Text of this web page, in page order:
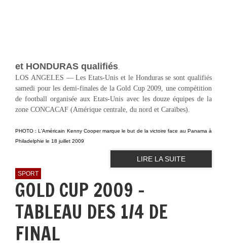
et HONDURAS qualifiés
LOS ANGELES — Les Etats-Unis et le Honduras se sont qualifiés
samedi pour les demi-finales de la Gold Cup 2009, une compétition
de football organisée aux Etats-Unis avec les douze équipes de la
zone CONCACAF (Amérique centrale, du nord et Caraïbes).
PHOTO : L'Américain Kenny Cooper marque le but de la victoire face au Panama à
Philadelphie le 18 juillet 2009
LIRE LA SUITE
SPORT
GOLD CUP 2009 -
TABLEAU DES 1/4 DE
FINAL